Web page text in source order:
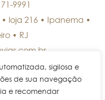
sigilosa e
de sua navegação
e recomendar
9991
• loja 216 • Ipanema •
• RJ